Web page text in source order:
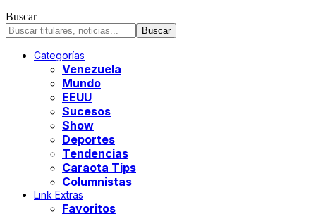
Buscar
Categorías
Venezuela
Mundo
EEUU
Sucesos
Show
Deportes
Tendencias
Caraota Tips
Columnistas
Link Extras
Favoritos